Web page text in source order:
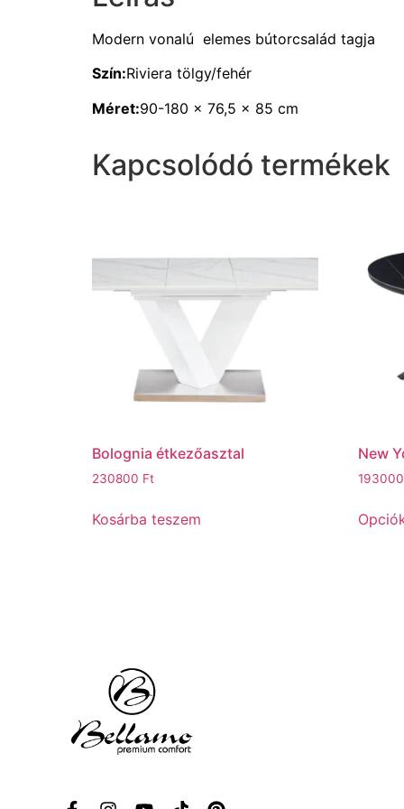
Modern vonalú elemes bútorcsalád tagja
Szín:Riviera tölgy/fehér
Méret:90-180 x 76,5 x 85 cm
Kapcsolódó termékek
Bolognia étkezőasztal
230800 Ft
Kosárba teszem
New
193000